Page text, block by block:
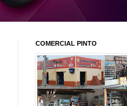
COMERCIAL PINTO